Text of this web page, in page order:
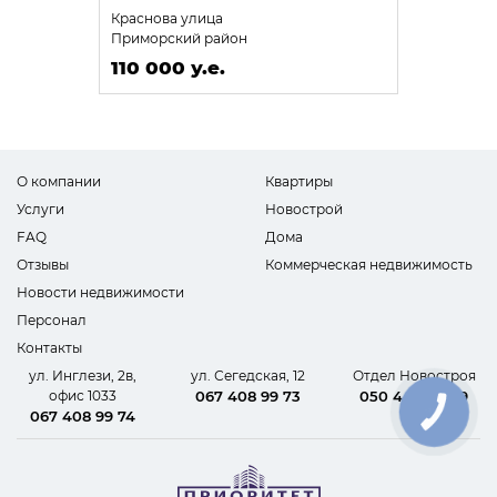
Краснова улица
Приморский район
110 000 у.е.
О компании
Услуги
FAQ
Отзывы
Новости недвижимости
Персонал
Контакты
Квартиры
Новострой
Дома
Коммерческая недвижимость
ул. Инглези, 2в,
офис 1033
067 408 99 74
ул. Сегедская, 12
067 408 99 73
Отдел Новостроя
050 440 62 09
КНОПКА
СВЯЗИ